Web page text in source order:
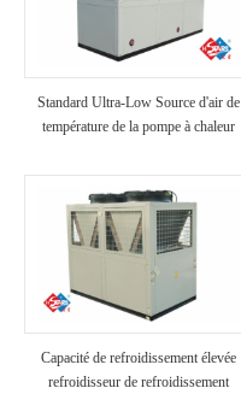
Standard Ultra-Low Source d'air de
température de la pompe à chaleur
Capacité de refroidissement élevée
refroidisseur de refroidissement